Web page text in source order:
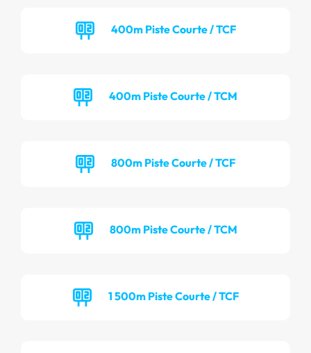
400m Piste Courte / TCF
400m Piste Courte / TCM
800m Piste Courte / TCF
800m Piste Courte / TCM
1 500m Piste Courte / TCF